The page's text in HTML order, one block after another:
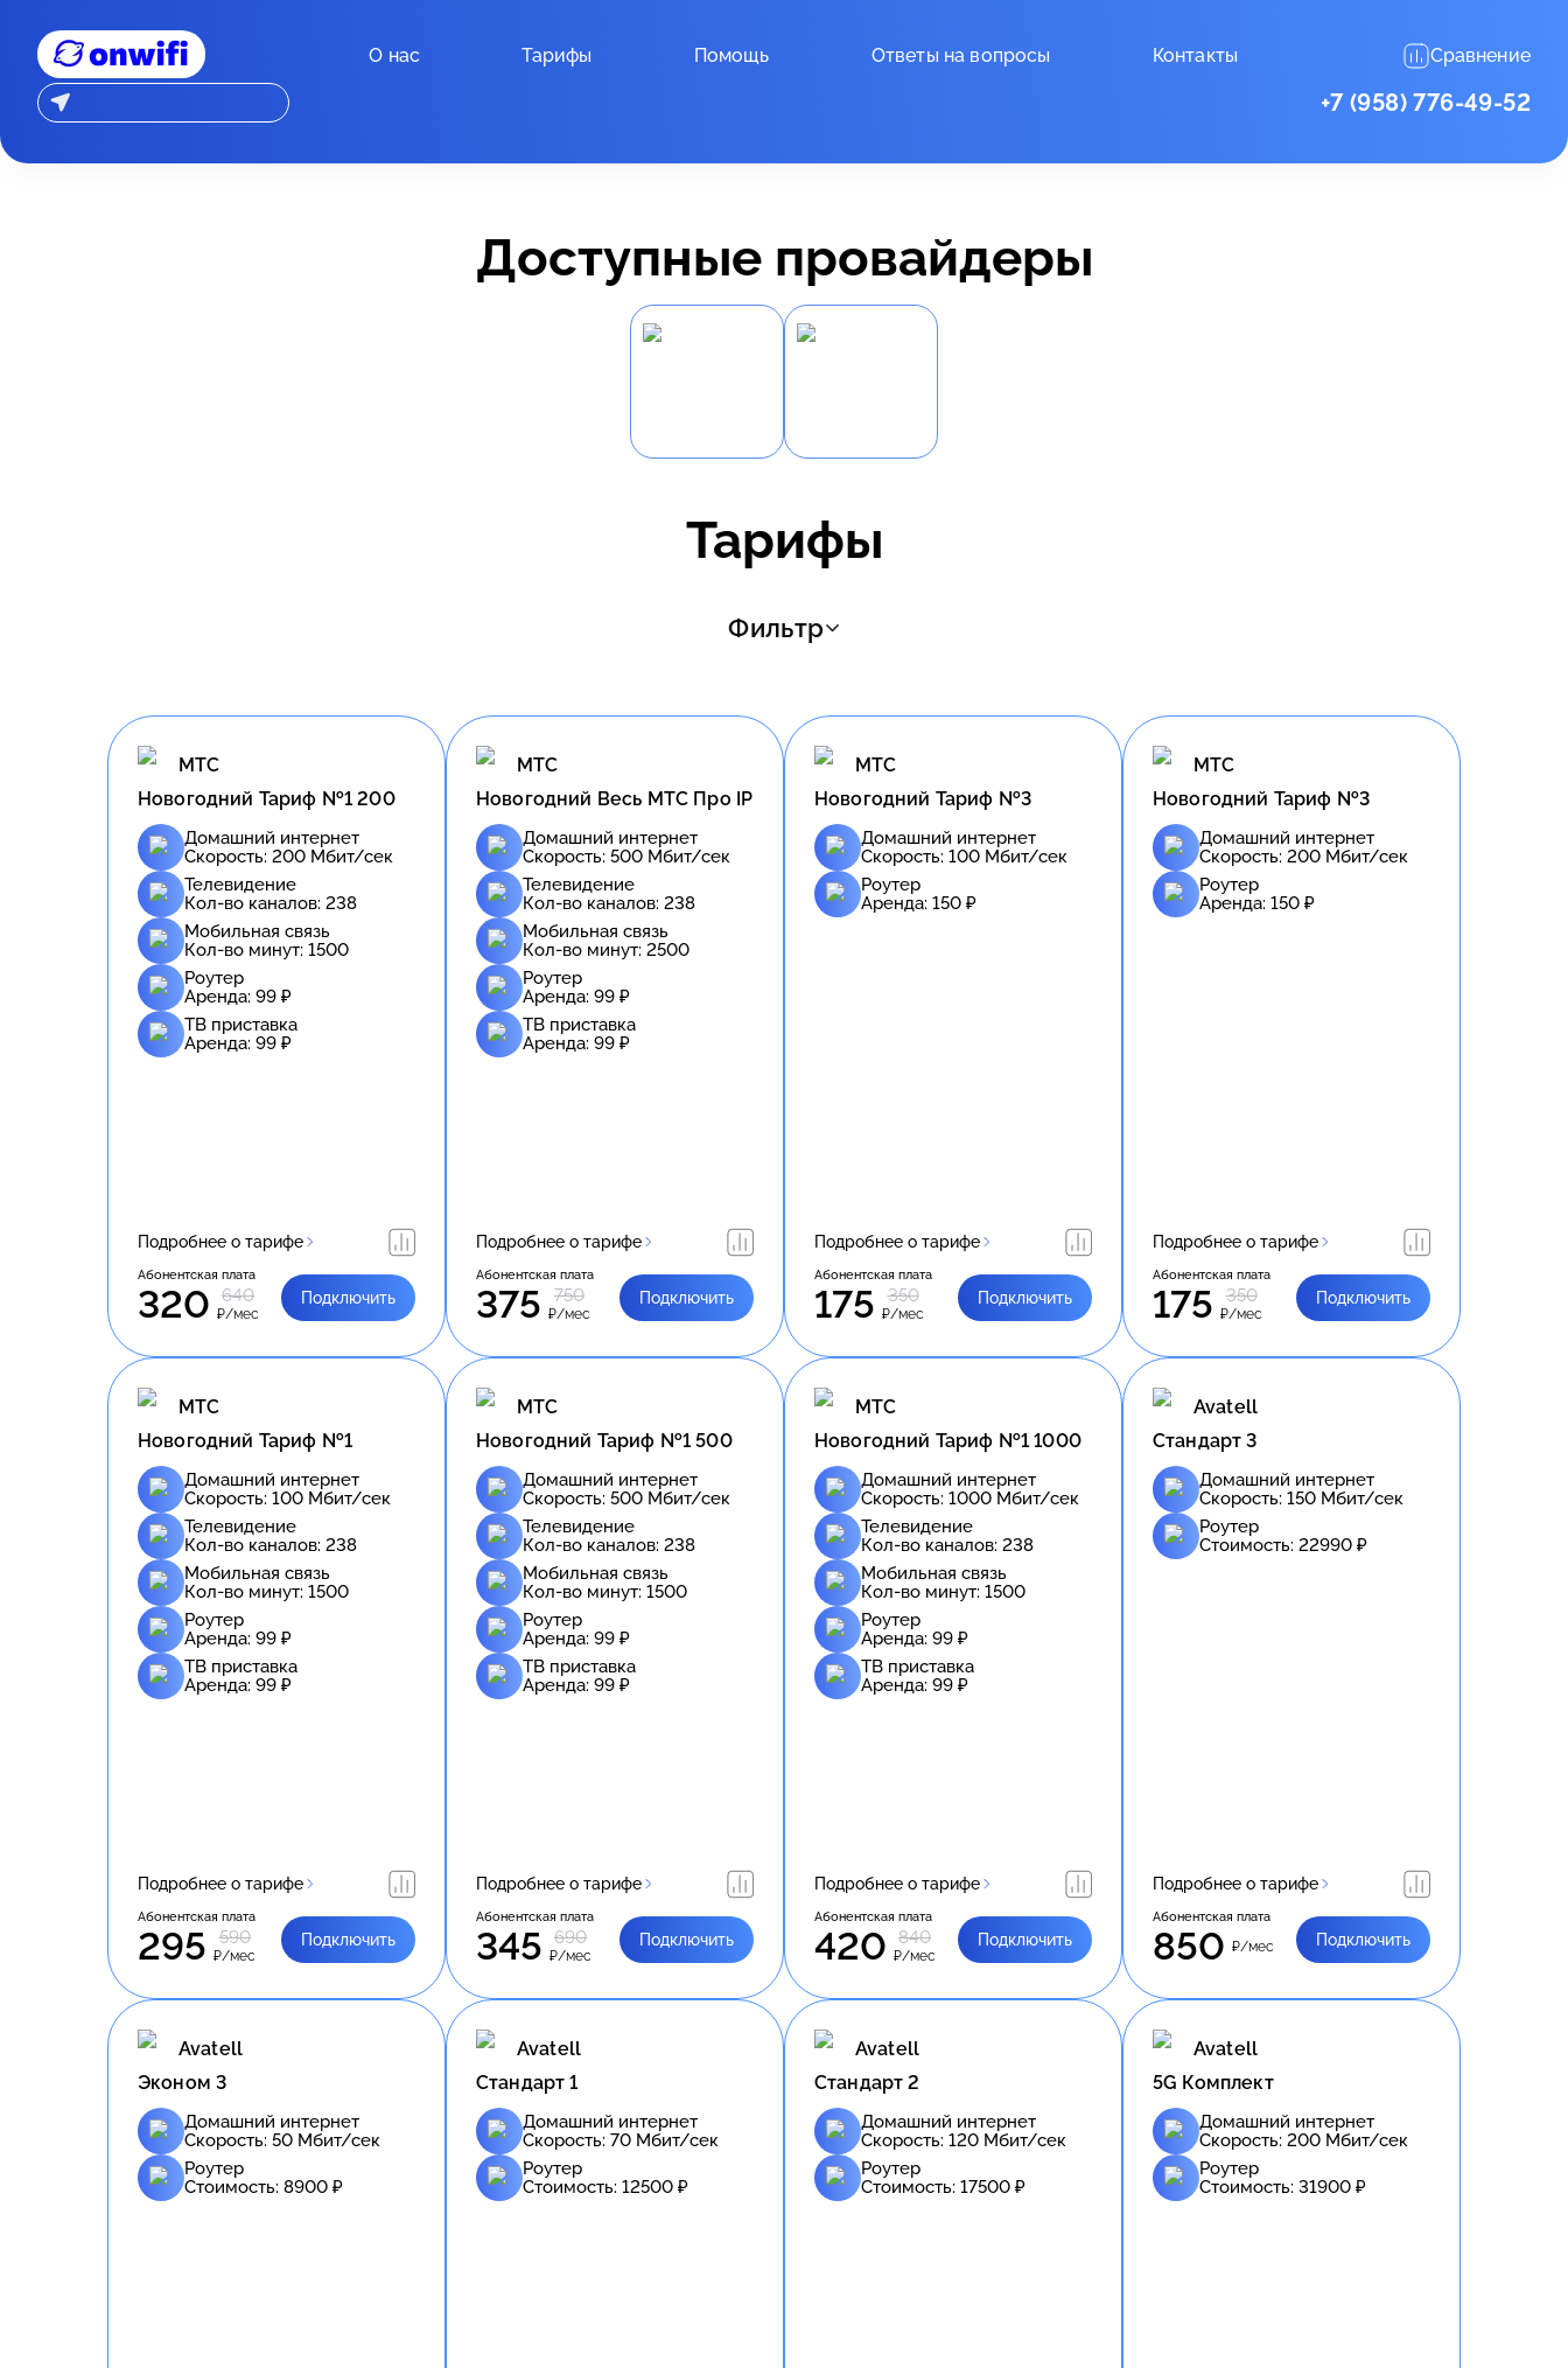
О нас Тарифы Помощь Ответы на вопросы Контакты Сравнение
+7 (958) 776-49-52
Доступные провайдеры
Тарифы
Фильтр
МТС
Новогодний Тариф №1 200
Домашний интернет
Скорость: 200 Мбит/сек
Телевидение
Кол-во каналов: 238
Мобильная связь
Кол-во минут: 1500
Роутер
Аренда: 99 ₽
ТВ приставка
Аренда: 99 ₽
Подробнее о тарифе
Абонентская плата
320 640
₽/мес
Подключить
МТС
Новогодний Весь МТС Про IP
Домашний интернет
Скорость: 500 Мбит/сек
Телевидение
Кол-во каналов: 238
Мобильная связь
Кол-во минут: 2500
Роутер
Аренда: 99 ₽
ТВ приставка
Аренда: 99 ₽
Подробнее о тарифе
Абонентская плата
375 750
₽/мес
Подключить
МТС
Новогодний Тариф №3
Домашний интернет
Скорость: 100 Мбит/сек
Роутер
Аренда: 150 ₽
Подробнее о тарифе
Абонентская плата
175 350
₽/мес
Подключить
МТС
Новогодний Тариф №3
Домашний интернет
Скорость: 200 Мбит/сек
Роутер
Аренда: 150 ₽
Подробнее о тарифе
Абонентская плата
175 350
₽/мес
Подключить
МТС
Новогодний Тариф №1
Домашний интернет
Скорость: 100 Мбит/сек
Телевидение
Кол-во каналов: 238
Мобильная связь
Кол-во минут: 1500
Роутер
Аренда: 99 ₽
ТВ приставка
Аренда: 99 ₽
Подробнее о тарифе
Абонентская плата
295 590
₽/мес
Подключить
МТС
Новогодний Тариф №1 500
Домашний интернет
Скорость: 500 Мбит/сек
Телевидение
Кол-во каналов: 238
Мобильная связь
Кол-во минут: 1500
Роутер
Аренда: 99 ₽
ТВ приставка
Аренда: 99 ₽
Подробнее о тарифе
Абонентская плата
345 690
₽/мес
Подключить
МТС
Новогодний Тариф №1 1000
Домашний интернет
Скорость: 1000 Мбит/сек
Телевидение
Кол-во каналов: 238
Мобильная связь
Кол-во минут: 1500
Роутер
Аренда: 99 ₽
ТВ приставка
Аренда: 99 ₽
Подробнее о тарифе
Абонентская плата
420 840
₽/мес
Подключить
Avatell
Стандарт 3
Домашний интернет
Скорость: 150 Мбит/сек
Роутер
Стоимость: 22990 ₽
Подробнее о тарифе
Абонентская плата
850 ₽/мес Подключить
Avatell
Эконом 3
Домашний интернет
Скорость: 50 Мбит/сек
Роутер
Стоимость: 8900 ₽
Avatell
Стандарт 1
Домашний интернет
Скорость: 70 Мбит/сек
Роутер
Стоимость: 12500 ₽
Avatell
Стандарт 2
Домашний интернет
Скорость: 120 Мбит/сек
Роутер
Стоимость: 17500 ₽
Avatell
5G Комплект
Домашний интернет
Скорость: 200 Мбит/сек
Роутер
Стоимость: 31900 ₽